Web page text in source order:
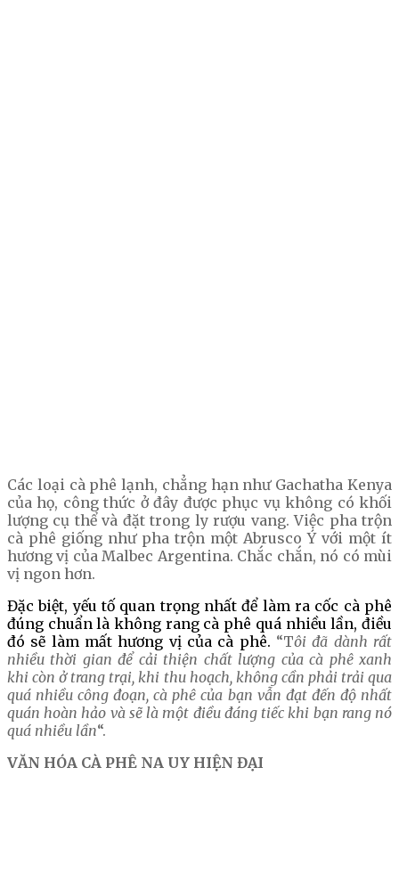
Các loại cà phê lạnh, chẳng hạn như Gachatha Kenya
của họ, công thức ở đây được phục vụ không có khối
lượng cụ thể và đặt trong ly rượu vang. Việc pha trộn
cà phê giống như pha trộn một Abrusco Ý với một ít
hương vị của Malbec Argentina. Chắc chắn, nó có mùi
vị ngon hơn.
Đặc biệt, yếu tố quan trọng nhất để làm ra cốc cà phê
đúng chuẩn là không rang cà phê quá nhiều lần, điều
đó sẽ làm mất hương vị của cà phê. “Tôi đã dành rất
nhiều thời gian để cải thiện chất lượng của cà phê xanh
khi còn ở trang trại, khi thu hoạch, không cần phải trải qua
quá nhiều công đoạn, cà phê của bạn vẫn đạt đến độ nhất
quán hoàn hảo và sẽ là một điều đáng tiếc khi bạn rang nó
quá nhiều lần“.
VĂN HÓA CÀ PHÊ NA UY HIỆN ĐẠI